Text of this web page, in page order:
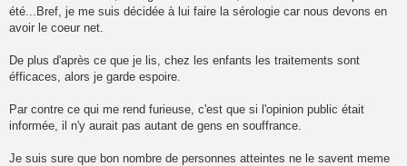
été...Bref, je me suis décidée à lui faire la sérologie car nous devons en
avoir le coeur net.
De plus d'après ce que je lis, chez les enfants les traitements sont
éfficaces, alors je garde espoire.
Par contre ce qui me rend furieuse, c'est que si l'opinion public était
informée, il n'y aurait pas autant de gens en souffrance.
Je suis sure que bon nombre de personnes atteintes ne le savent meme